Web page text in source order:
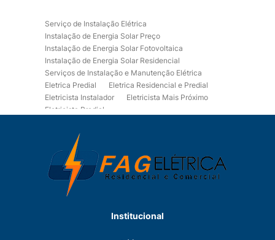
Serviço de Instalação Elétrica
Instalação de Energia Solar Preço
Instalação de Energia Solar Fotovoltaica
Instalação de Energia Solar Residencial
Serviços de Instalação e Manutenção Elétrica
Eletrica Predial
Eletrica Residencial e Predial
Eletricista Instalador
Eletricista Mais Próximo
Eletricista Predial
Eletricista Residencial
Eletricista Residencial E Predial
Eletricistas de Manutenção
Empresa de Instalações Elétricas
Empresa de Manutenção Eletrica
Empresa de Prestação de Serviços Eletricos
Fiação para Instalação Eletrica Residencial
Institucional